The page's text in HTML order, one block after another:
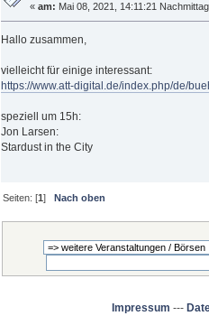
«am: Mai 08, 2021, 14:11:21
Hallo zusammen,
vielleicht für einige interessant:
https://www.att-digital.de/index.php/de/
speziell um 15h:
Jon Larsen:
Stardust in the City
Seiten: [1] Nach oben
Impressum ---